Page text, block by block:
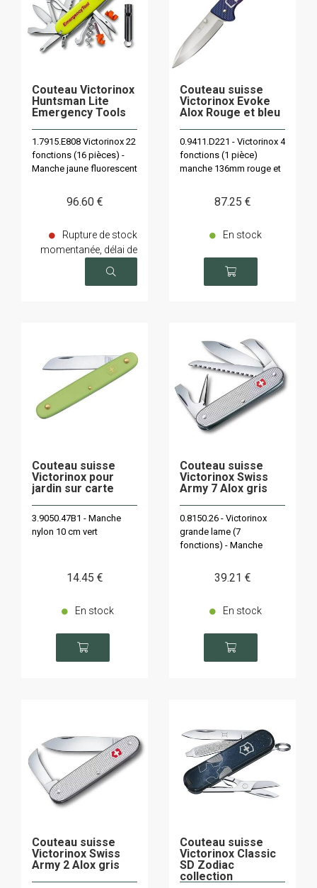
Couteau Victorinox
Huntsman Lite
Emergency Tools
1.7915.E808 Victorinox 22
fonctions (16 pièces) -
Manche jaune fluorescent
96.60 €
Rupture de stock
momentanée, délai de
livraison sur demande
Couteau suisse
Victorinox Evoke
Alox Rouge et bleu
0.9411.D221 - Victorinox 4
fonctions (1 pièce)
manche 136mm rouge et
87.25 €
En stock
Couteau suisse
Victorinox pour
jardin sur carte
3.9050.47B1 - Manche
nylon 10 cm vert
14.45 €
En stock
Couteau suisse
Victorinox Swiss
Army 7 Alox gris
0.8150.26 - Victorinox
grande lame (7
fonctions) - Manche
39.21 €
En stock
Couteau suisse
Victorinox Swiss
Army 2 Alox gris
Couteau suisse
Victorinox Classic
SD Zodiac
collection